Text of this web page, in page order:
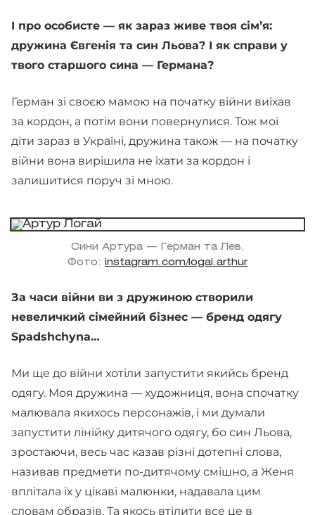
І про особисте — як зараз живе твоя сімʼя:
дружина Євгенія та син Льова? І як справи у
твого старшого сина — Германа?
Герман зі своєю мамою на початку війни виїхав
за кордон, а потім вони повернулися. Тож мої
діти зараз в Україні, дружина також — на початку
війни вона вирішила не їхати за кордон і
залишитися поруч зі мною.
Сини Артура — Герман та Лев.
Фото: instagram.com/logai.arthur
За часи війни ви з дружиною створили
невеличкий сімейний бізнес — бренд одягу
Spadshchyna…
Ми ще до війни хотіли запустити якийсь бренд
одягу. Моя дружина — художниця, вона спочатку
малювала якихось персонажів, і ми думали
запустити лінійку дитячого одягу, бо син Льова,
зростаючи, весь час казав різні дотепні слова,
називав предмети по-дитячому смішно, а Женя
вплітала їх у цікаві малюнки, надавала цим
словам образів. Та якось втілити все це в